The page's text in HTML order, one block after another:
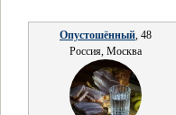
Опустошённый, 48
Россия, Москва